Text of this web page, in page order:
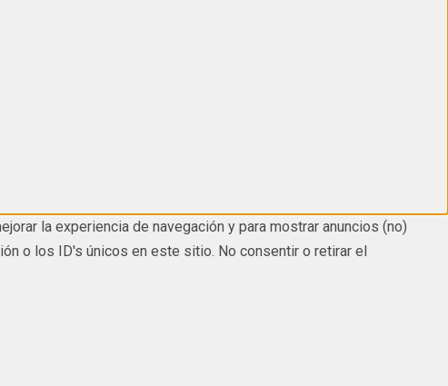
la experiencia de navegación y para mostrar anuncios (no)
o los ID's únicos en este sitio. No consentir o retirar el